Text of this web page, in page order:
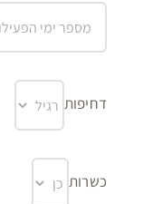
דחיפות
כשרות